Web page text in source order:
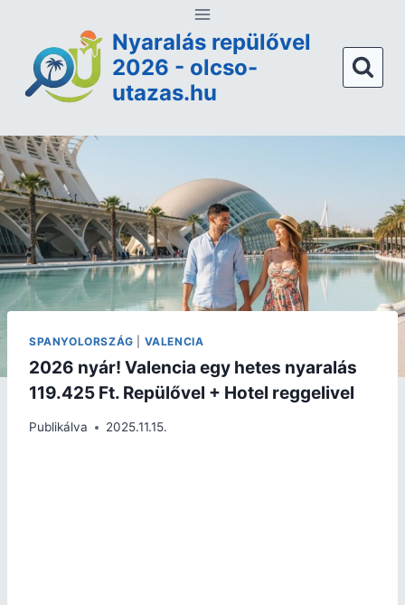
Nyaralás repülővel
2026 - olcso-
utazas.hu
SPANYOLORSZÁG VALENCIA
2026 nyár! Valencia egy hetes nyaralás
119.425 Ft. Repülővel + Hotel reggelivel
Publikálva 2025.11.15.